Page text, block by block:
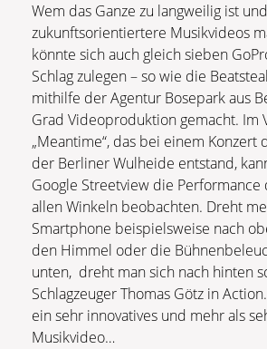
Wem das Ganze zu langweilig ist
zukunftsorientiertere Musikvideos
könnte sich auch gleich sieben
Schlag zulegen – so wie die
mithilfe der Agentur Bosepark aus
Grad Videoproduktion gemacht. Im
„Meantime“, das bei einem Konzert
der Berliner Wulheide entstand,
Google Streetview die Performance
allen Winkeln beobachten. Dreht
Smartphone beispielsweise nach
den Himmel oder die
unten, dreht man sich nach hinten
Schlagzeuger Thomas Götz in
ein sehr innovatives und mehr als
Musikvideo…